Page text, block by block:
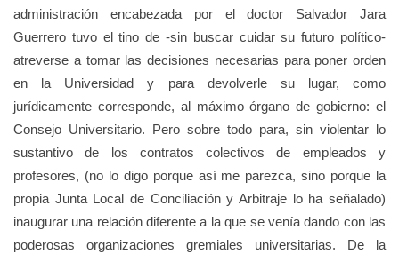
administración encabezada por el doctor Salvador Jara
Guerrero tuvo el tino de -sin buscar cuidar su futuro político-
atreverse a tomar las decisiones necesarias para poner orden
en la Universidad y para devolverle su lugar, como
jurídicamente corresponde, al máximo órgano de gobierno: el
Consejo Universitario. Pero sobre todo para, sin violentar lo
sustantivo de los contratos colectivos de empleados y
profesores, (no lo digo porque así me parezca, sino porque la
propia Junta Local de Conciliación y Arbitraje lo ha señalado)
inaugurar una relación diferente a la que se venía dando con las
poderosas organizaciones gremiales universitarias. De la